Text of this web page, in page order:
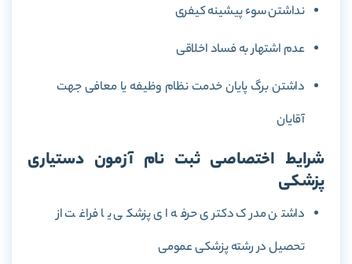
نداشتن سوء پیشینه کیفری
عدم اشتهار به فساد اخلاقی
داشتن برگ پایان خدمت نظام وظیفه یا معافی جهت
آقایان
شرایط اختصاصی ثبت نام آزمون دستیاری
پزشکی
داشتن مدرک دکتری حرفه ای پزشکی یا فراغت از
تحصیل در رشته پزشکی عمومی